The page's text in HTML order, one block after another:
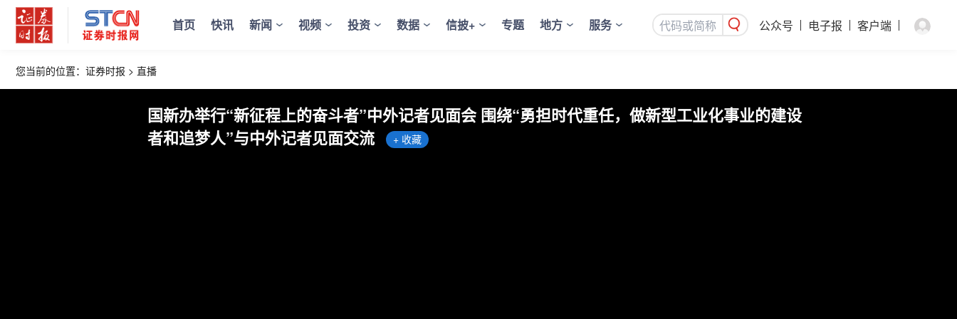
首页 快讯 新闻 视频 投资 数据 信披+ 专题 地方 服务 公众号 电子报 客户端
您当前的位置： 证券时报 > 直播
国新办举行“新征程上的奋斗者”中外记者见面会 围绕“勇担时代重任，做新型工业化事业的建设
者和追梦人”与中外记者见面交流
+ 收藏